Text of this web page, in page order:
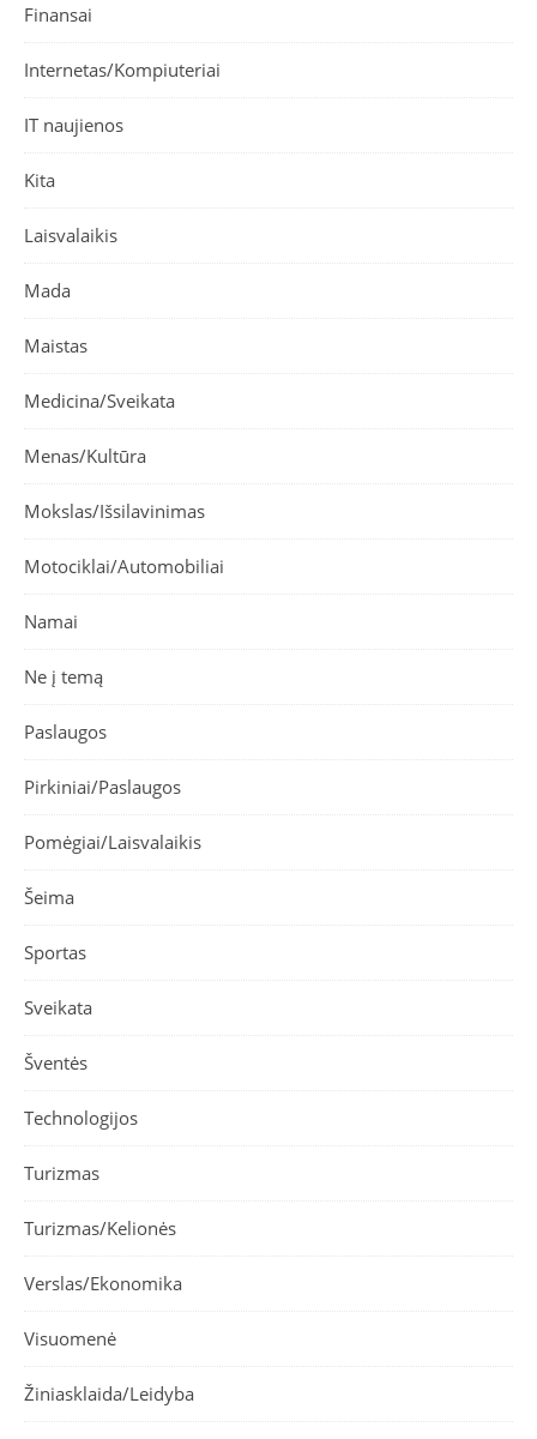
Finansai
Internetas/Kompiuteriai
IT naujienos
Kita
Laisvalaikis
Mada
Maistas
Medicina/Sveikata
Menas/Kultūra
Mokslas/Išsilavinimas
Motociklai/Automobiliai
Namai
Ne į temą
Paslaugos
Pirkiniai/Paslaugos
Pomėgiai/Laisvalaikis
Šeima
Sportas
Sveikata
Šventės
Technologijos
Turizmas
Turizmas/Kelionės
Verslas/Ekonomika
Visuomenė
Žiniasklaida/Leidyba